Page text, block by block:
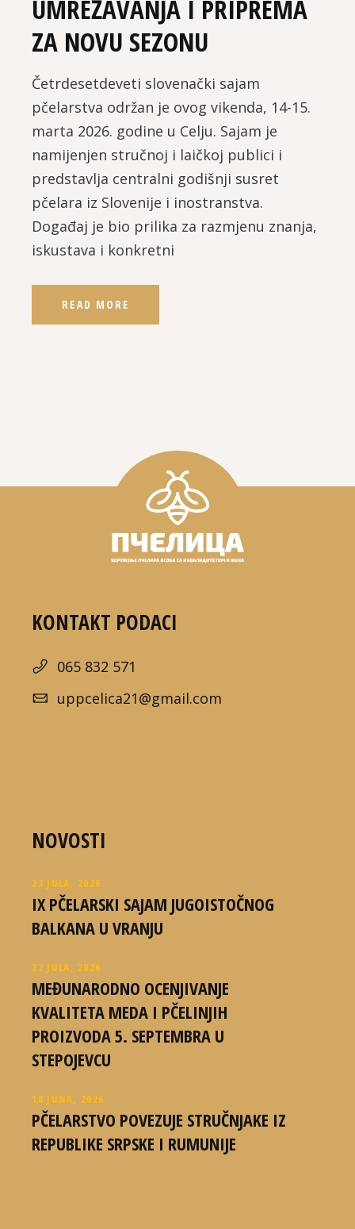
UMREŽAVANJA I PRIPREMA
ZA NOVU SEZONU
Četrdesetdeveti slovenački sajam
pčelarstva održan je ovog vikenda, 14-15.
marta 2026. godine u Celju. Sajam je
namijenjen stručnoj i laičkoj publici i
predstavlja centralni godišnji susret
pčelara iz Slovenije i inostranstva.
Događaj je bio prilika za razmjenu znanja,
iskustava i konkretni
READ MORE
KONTAKT PODACI
065 832 571
uppcelica21@gmail.com
NOVOSTI
23 JULA, 2026
IX PČELARSKI SAJAM JUGOISTOČNOG
BALKANA U VRANJU
22 JULA, 2026
MEĐUNARODNO OCENJIVANJE
KVALITETA MEDA I PČELINJIH
PROIZVODA 5. SEPTEMBRA U
STEPOJEVCU
18 JUNA, 2026
PČELARSTVO POVEZUJE STRUČNJAKE IZ
REPUBLIKE SRPSKE I RUMUNIJE